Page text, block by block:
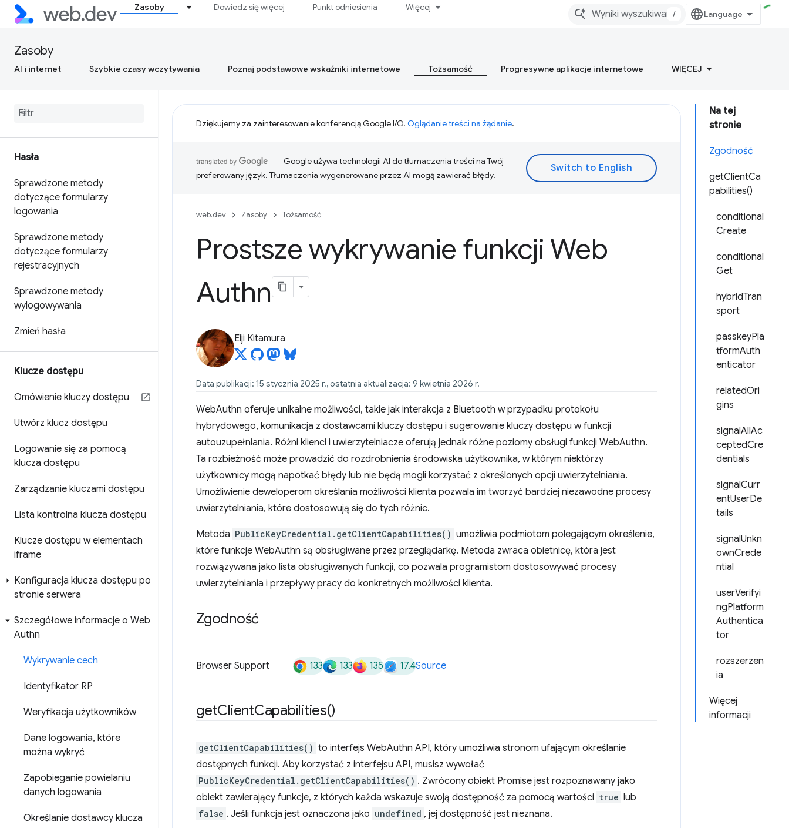
Zasoby Dowiedz się więcej Punkt odniesienia Więcej
/
Zasoby
AI i internet Szybkie czasy wczytywania Poznaj podstawowe wskaźniki internetowe Tożsamość Progresywne aplikacje internetowe WIĘCEJ
Hasła
Sprawdzone metody
dotyczące formularzy
logowania
Sprawdzone metody
dotyczące formularzy
rejestracyjnych
Sprawdzone metody
wylogowywania
Zmień hasła
Klucze dostępu
Omówienie kluczy dostępu
Utwórz klucz dostępu
Logowanie się za pomocą
klucza dostępu
Zarządzanie kluczami dostępu
Lista kontrolna klucza dostępu
Klucze dostępu w elementach
iframe
Konfiguracja klucza dostępu po
stronie serwera
Szczegółowe informacje o Web
Authn
Wykrywanie cech
Identyfikator RP
Weryfikacja użytkowników
Dane logowania, które
można wykryć
Zapobieganie powielaniu
danych logowania
Określanie dostawcy klucza
Na tej
stronie
Zgodność
getClientCa
pabilities()
conditional
Create
conditional
Get
hybridTran
sport
passkeyPla
tformAuth
enticator
relatedOri
gins
signalAllAc
ceptedCre
dentials
signalCurr
entUserDe
tails
signalUnkn
ownCrede
ntial
userVerifyi
ngPlatform
Authentica
tor
rozszerzen
ia
Więcej
informacji
Dziękujemy za zainteresowanie konferencją Google I/O. Oglądanie treści na żądanie.
Google używa technologii AI do tłumaczenia treści na Twój
preferowany język. Tłumaczenia wygenerowane przez AI mogą zawierać błędy.
web.dev Zasoby Tożsamość
Prostsze wykrywanie funkcji Web
Authn
Eiji Kitamura
Data publikacji: 15 stycznia 2025 r., ostatnia aktualizacja: 9 kwietnia 2026 r.
WebAuthn oferuje unikalne możliwości, takie jak interakcja z Bluetooth w przypadku protokołu
hybrydowego, komunikacja z dostawcami kluczy dostępu i sugerowanie kluczy dostępu w funkcji
autouzupełniania. Różni klienci i uwierzytelniacze oferują jednak różne poziomy obsługi funkcji WebAuthn.
Ta rozbieżność może prowadzić do rozdrobnienia środowiska użytkownika, w którym niektórzy
użytkownicy mogą napotkać błędy lub nie będą mogli korzystać z określonych opcji uwierzytelniania.
Umożliwienie deweloperom określania możliwości klienta pozwala im tworzyć bardziej niezawodne procesy
uwierzytelniania, które dostosowują się do tych różnic.
Metoda PublicKeyCredential.getClientCapabilities() umożliwia podmiotom polegającym określenie,
które funkcje WebAuthn są obsługiwane przez przeglądarkę. Metoda zwraca obietnicę, która jest
rozwiązywana jako lista obsługiwanych funkcji, co pozwala programistom dostosowywać procesy
uwierzytelniania i przepływy pracy do konkretnych możliwości klienta.
Zgodność
Browser Support 133 133 135 17.4Source
getClientCapabilities()
getClientCapabilities() to interfejs WebAuthn API, który umożliwia stronom ufającym określanie
dostępnych funkcji. Aby korzystać z interfejsu API, musisz wywołać
PublicKeyCredential.getClientCapabilities() . Zwrócony obiekt Promise jest rozpoznawany jako
obiekt zawierający funkcje, z których każda wskazuje swoją dostępność za pomocą wartości true lub
false . Jeśli funkcja jest oznaczona jako undefined , jej dostępność jest nieznana.